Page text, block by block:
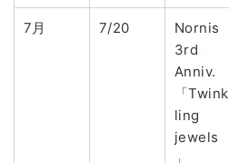
7月 7/20
Nornis
3rd
Anniv.
「Twink
ling
jewels
」